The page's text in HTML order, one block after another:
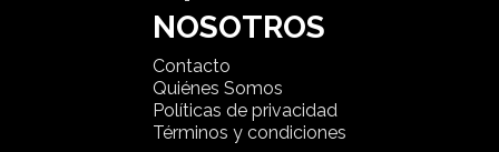
NOSOTROS
Contacto
Quiénes Somos
Políticas de privacidad
Términos y condiciones